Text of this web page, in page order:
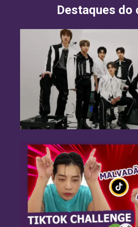
Destaques do